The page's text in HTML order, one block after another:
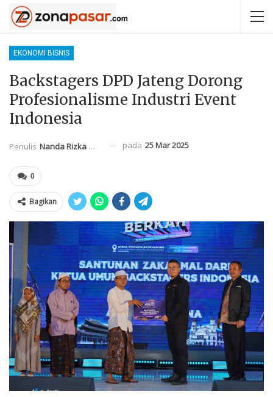
EKONOMI BISNIS
Backstagers DPD Jateng Dorong
Profesionalisme Industri Event
Indonesia
Penulis Nanda Rizka Mahendra pada 25 Mar 2025
0
Bagikan